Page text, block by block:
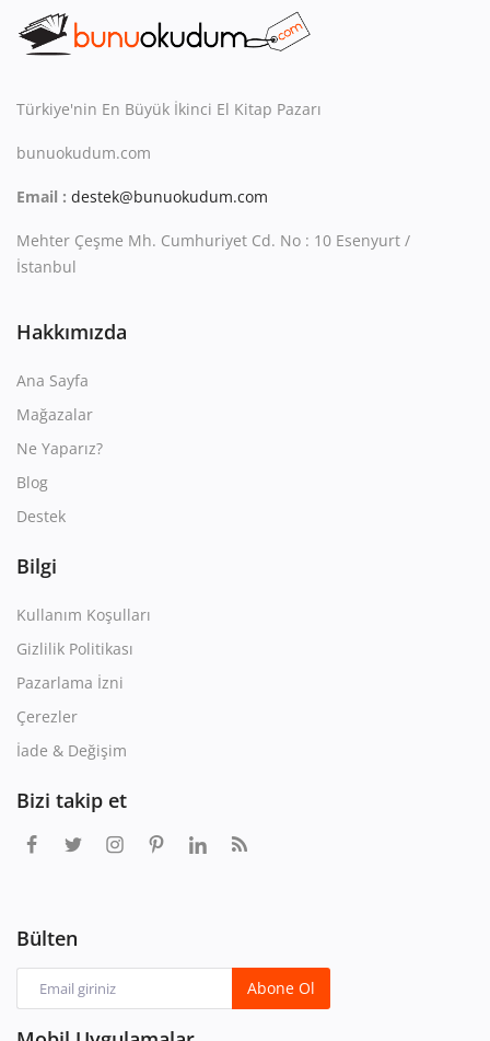
Türkiye'nin En Büyük İkinci El Kitap Pazarı
bunuokudum.com
Email : destek@bunuokudum.com
Mehter Çeşme Mh. Cumhuriyet Cd. No : 10 Esenyurt /
İstanbul
Hakkımızda
Ana Sayfa
Mağazalar
Ne Yaparız?
Blog
Destek
Bilgi
Kullanım Koşulları
Gizlilik Politikası
Pazarlama İzni
Çerezler
İade & Değişim
Bizi takip et
Bülten
Abone Ol